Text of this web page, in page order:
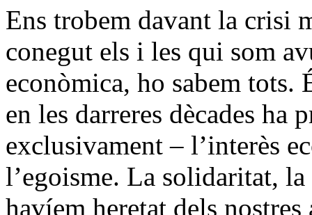
Ens trobem davant la crisi
conegut els i les qui som
econòmica, ho sabem tots.
en les darreres dècades ha
exclusivament – l’interès
l’egoisme. La solidaritat,
havíem heretat dels